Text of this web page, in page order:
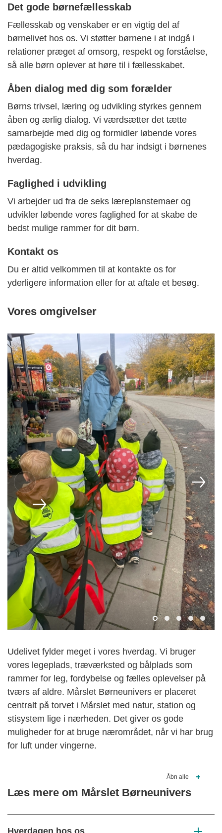
Det gode børnefællesskab
Fællesskab og venskaber er en vigtig del af
børnelivet hos os. Vi støtter børnene i at indgå i
relationer præget af omsorg, respekt og forståelse,
så alle børn oplever at høre til i fællesskabet.
Åben dialog med dig som forælder
Børns trivsel, læring og udvikling styrkes gennem
åben og ærlig dialog. Vi værdsætter det tætte
samarbejde med dig og formidler løbende vores
pædagogiske praksis, så du har indsigt i børnenes
hverdag.
Faglighed i udvikling
Vi arbejder ud fra de seks læreplanstemaer og
udvikler løbende vores faglighed for at skabe de
bedst mulige rammer for dit børn.
Kontakt os
Du er altid velkommen til at kontakte os for
yderligere information eller for at aftale et besøg.
Vores omgivelser
Udelivet fylder meget i vores hverdag. Vi bruger
vores legeplads, træværksted og bålplads som
rammer for leg, fordybelse og fælles oplevelser på
tværs af aldre. Mårslet Børneunivers er placeret
centralt på torvet i Mårslet med natur, station og
stisystem lige i nærheden. Det giver os gode
muligheder for at bruge nærområdet, når vi har brug
for luft under vingerne.
Åbn alle
Læs mere om Mårslet Børneunivers